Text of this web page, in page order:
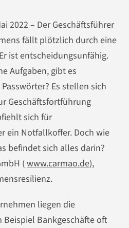
2022 – Der Geschäftsführer
fällt plötzlich durch eine
ist entscheidungsunfähig.
Aufgaben, gibt es
Es stellen sich
Geschäftsfortführung
sich für
ein Notfallkoffer. Doch wie
befindet sich alles darin?
(www.carmao.de),
liegen die
Bankgeschäfte oft